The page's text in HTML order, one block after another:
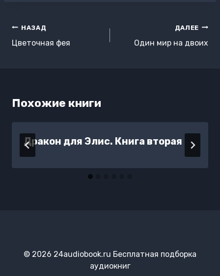
Навигация
по
НАЗАД
Цветочная фея
ДАЛЕЕ
Один мир на двоих
Похожие книги
Дракон для Элис. Книга вторая
© 2026 24audiobook.ru Бесплатная подборка
аудиокниг